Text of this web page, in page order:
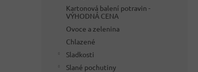
Kartonová balení potravin -
VÝHODNÁ CENA
Ovoce a zelenina
Chlazené
Sladkosti
Slané pochutiny